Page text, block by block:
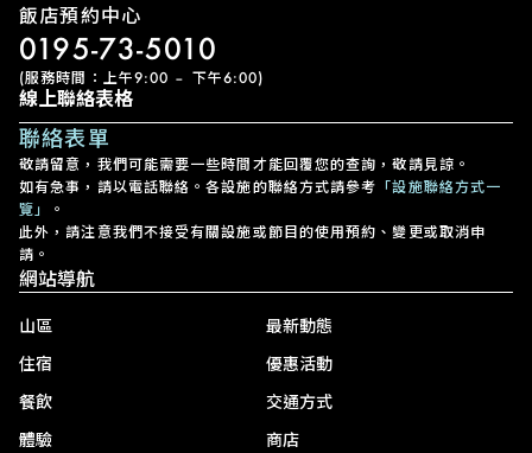
飯店預約中心
0195-73-5010
(服務時間：上午9:00 – 下午6:00)
線上聯絡表格
聯絡表單
敬請留意，我們可能需要一些時間才能回覆您的查詢，敬請見諒。
如有急事，請以電話聯絡。各設施的聯絡方式請參考 「設施聯絡方式一
覽」
。
此外，請注意我們不接受有關設施或節目的使用預約、變更或取消申
請。
網站導航
山區
住宿
餐飲
體驗
最新動態
優惠活動
交通方式
商店